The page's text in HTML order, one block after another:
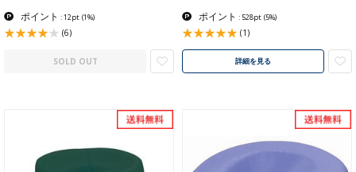
ポイント : 12pt (1%)
(6)
SOLD OUT
ポイント : 528pt (5%)
(1)
詳細を見る